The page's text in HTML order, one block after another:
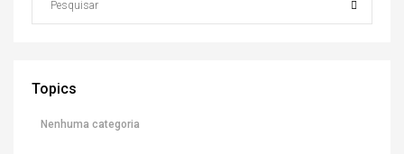
Topics
Nenhuma categoria